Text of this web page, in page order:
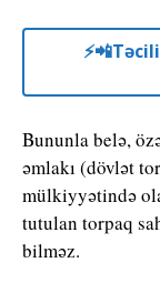
Bununla belə,
əmlakı (dövlət
mülkiyyətində
tutulan torpaq
bilməz.